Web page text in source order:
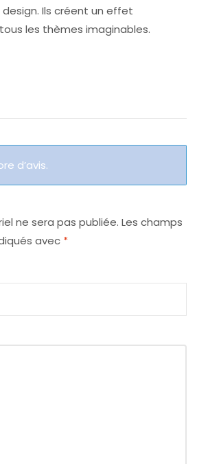
Ils créent un effet
les thèmes imaginables.
d’avis.
ne sera pas publiée. Les champs
avec *